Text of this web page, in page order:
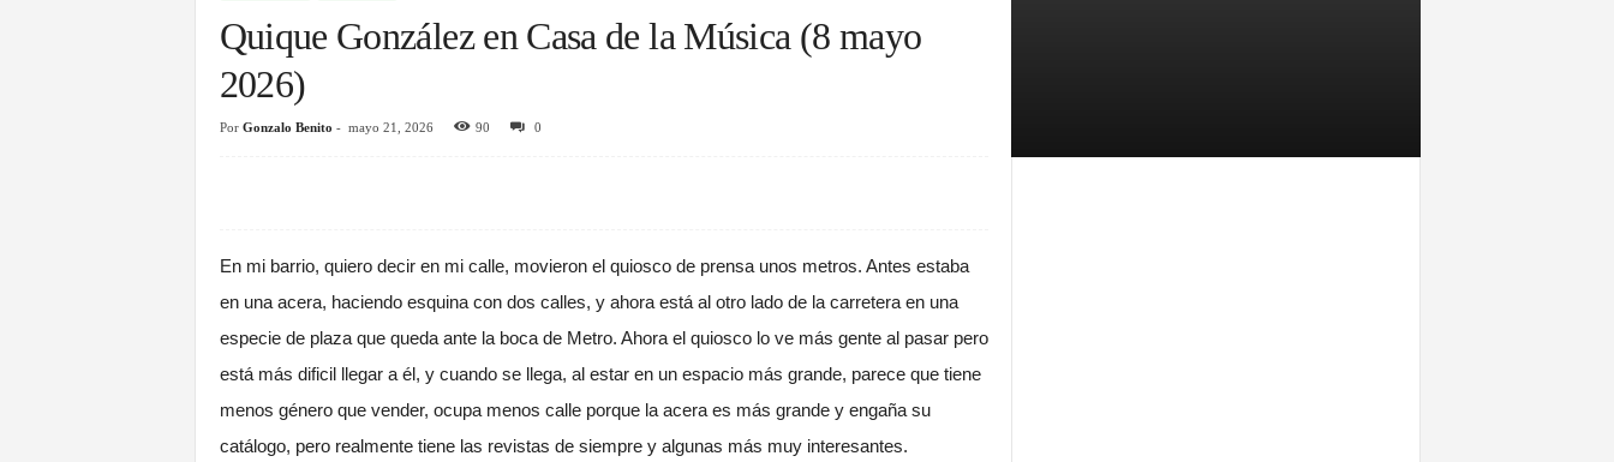
Quique González en Casa de la Música (8 mayo
2026)
Por Gonzalo Benito - mayo 21, 2026 90 0
En mi barrio, quiero decir en mi calle, movieron el quiosco de prensa unos metros. Antes estaba
en una acera, haciendo esquina con dos calles, y ahora está al otro lado de la carretera en una
especie de plaza que queda ante la boca de Metro. Ahora el quiosco lo ve más gente al pasar pero
está más dificil llegar a él, y cuando se llega, al estar en un espacio más grande, parece que tiene
menos género que vender, ocupa menos calle porque la acera es más grande y engaña su
catálogo, pero realmente tiene las revistas de siempre y algunas más muy interesantes.